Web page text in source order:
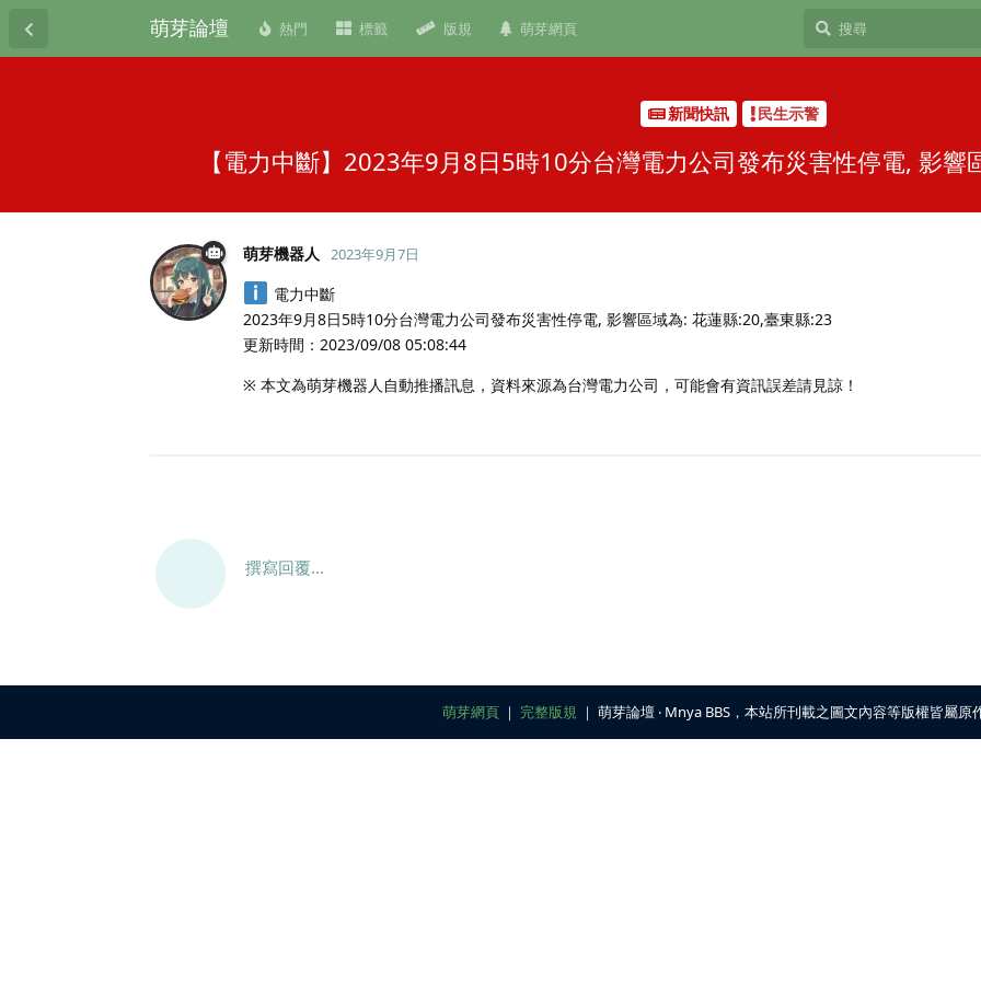
萌芽論壇 熱門 標籤 版規 萌芽網頁
新聞快訊 民生示警
【電力中斷】2023年9月8日5時10分台灣電力公司發布災害性停電, 影
萌芽機器人 2023年9月7日
電力中斷
2023年9月8日5時10分台灣電力公司發布災害性停電, 影響區域為: 花蓮縣:20,臺東縣:23
更新時間：2023/09/08 05:08:44
※ 本文為萌芽機器人自動推播訊息，資料來源為台灣電力公司，可能會有資訊誤差請見諒！
撰寫回覆...
萌芽網頁 ｜ 完整版規 ｜ 萌芽論壇 ‧ Mnya BBS，本站所刊載之圖文內容等版權皆屬原